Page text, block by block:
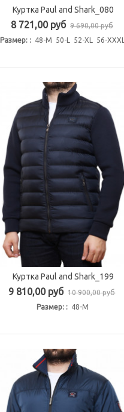
Быстрый просмотр
Куртка Paul and Shark_080
8 721,00 руб 9 690,00 руб
Размер: : 48-M 50-L 52-XL 56-XXXL
Быстрый просмотр
Куртка Paul and Shark_199
9 810,00 руб 10 900,00 руб
Размер: : 48-M